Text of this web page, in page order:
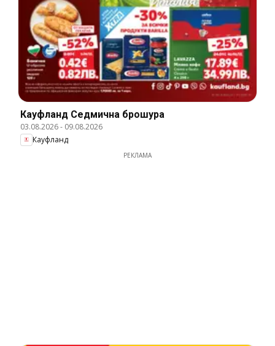
Кауфланд Cедмична брошура
03.08.2026- 09.08.2026
Кауфланд
РЕКЛАМА